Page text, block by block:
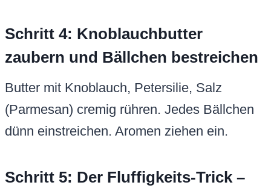
Schritt 4: Knoblauchbutter
zaubern und Bällchen bestreichen
Butter mit Knoblauch, Petersilie, Salz
(Parmesan) cremig rühren. Jedes Bällchen
dünn einstreichen. Aromen ziehen ein.
Schritt 5: Der Fluffigkeits-Trick –